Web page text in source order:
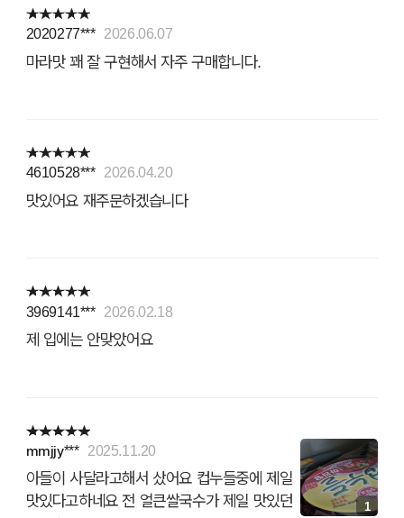
2020277*** 2026.06.07
마라맛 꽤 잘 구현해서 자주 구매합니다.
4610528*** 2026.04.20
맛있어요 재주문하겠습니다
3969141*** 2026.02.18
제 입에는 안맞았어요
mmjjy*** 2025.11.20
아들이 사달라고해서 샀어요 컵누들중에 제일
맛있다고하네요 전 얼큰쌀국수가 제일 맛있던
1